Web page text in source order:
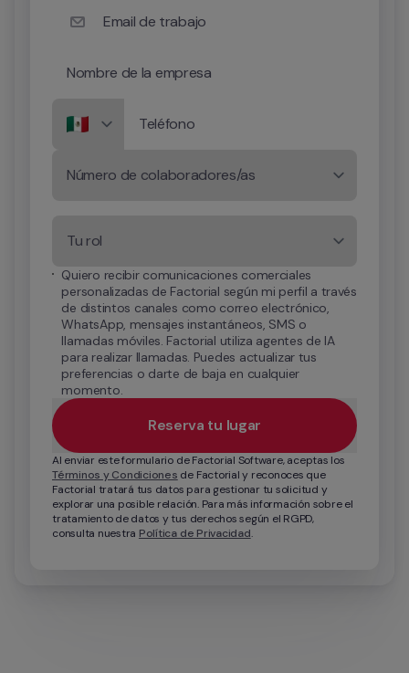
Email de trabajo
Nombre de la empresa
Teléfono
Número de colaboradores/as
Tu rol
Quiero recibir comunicaciones comerciales
personalizadas de Factorial según mi perfil a través
de distintos canales como correo electrónico,
WhatsApp, mensajes instantáneos, SMS o
llamadas móviles. Factorial utiliza agentes de IA
para realizar llamadas. Puedes actualizar tus
preferencias o darte de baja en cualquier
momento.
Términos y Condiciones de Factorial y reconoces que
Factorial tratará tus datos para gestionar tu solicitud y
explorar una posible relación. Para más información sobre el
tratamiento de datos y tus derechos según el RGPD,
consulta nuestra Política de Privacidad.
Reserva tu lugar